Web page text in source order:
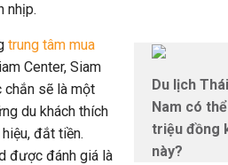
nhịp.
Du lịch
Nam có
triệu đồng
này?
trung tâm mua
Center, Siam
chắn sẽ là một
du khách thích
đắt tiền.
được đánh giá là